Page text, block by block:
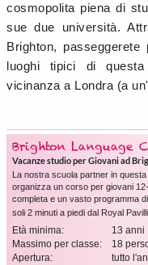
cosmopolita piena di
sue due università.
Brighton,
luoghi tipici di
vicinanza a Londra (a
Brighton Language
Vacanze studio per Giovani ad
La nostra scuola partner in questa
organizza un corso per giovani
completa e un vasto programma
soli 2 minuti a piedi dal Royal
Età minima:
13 anni
Massimo per classe:
18
Apertura:
tutto